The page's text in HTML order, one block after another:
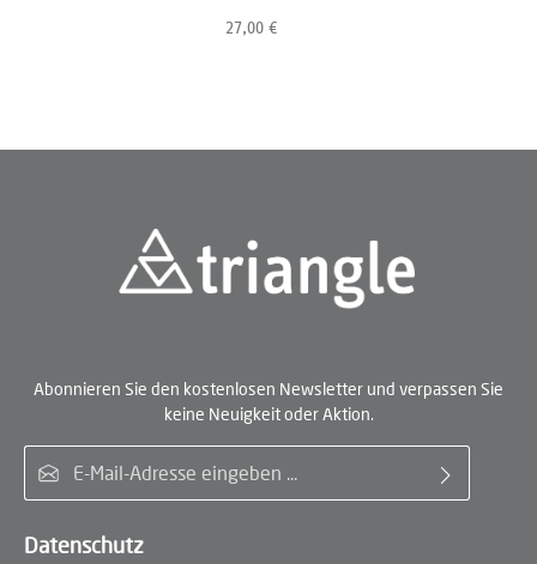
Regulärer Preis:
27,00 €
Abonnieren Sie den kostenlosen Newsletter und verpassen Sie
keine Neuigkeit oder Aktion.
Datenschutz